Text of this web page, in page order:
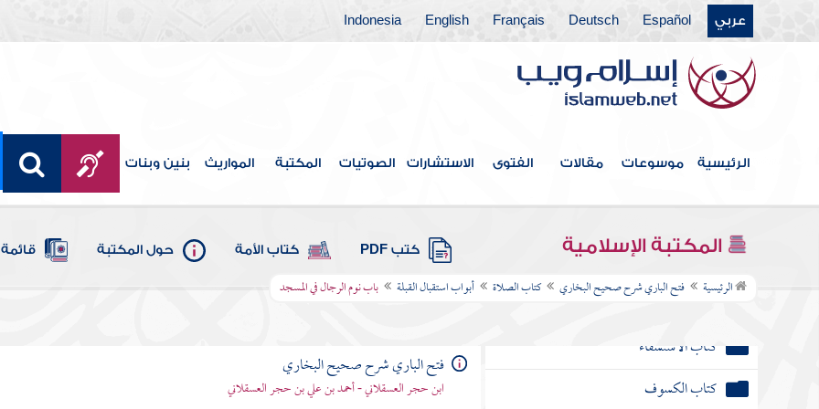
عربي Español
Deutsch
Français
English
Indonesia
الرئيسية موسوعات مقالات الفتوى الاستشارات الصوتيات المكتبة المواريث بنين وبنات
المكتبة الإسلامية كتب PDF كتاب الأمة حول المكتبة
الرئيسية فتح الباري شرح صحيح البخاري كتاب الصلاة أبواب استقبال القبلة باب نوم الرجال في المسجد
كتاب مواقيت الصلاة
كتاب الأذان
أبواب صلاة الجماعة والإمامة
كتاب الجمعة
كتاب العيدين
كتاب الوتر
كتاب الاستسقاء
كتاب الكسوف
فتح الباري شرح صحيح البخاري
ابن حجر العسقلاني - أحمد بن علي بن حجر العسقلاني